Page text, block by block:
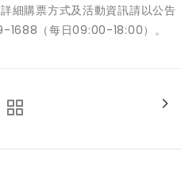
細購票方式及活動資訊請以公告
（每日09:00-18:00）。